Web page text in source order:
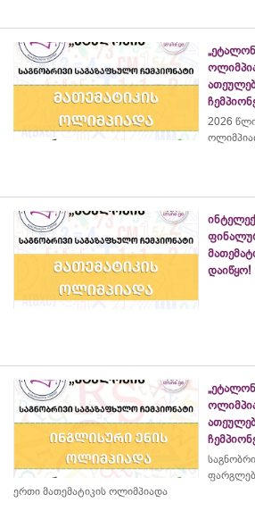
2026
დაიწყო!
ერთი მათემატიკის ოლიმპიადა